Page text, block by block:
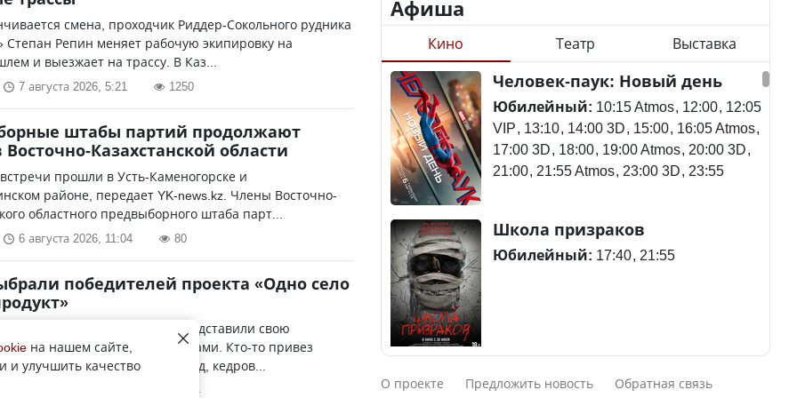
смена, проходчик Риддер-Сокольного рудника
Степан Репин меняет рабочую экипировку на
и выезжает на трассу. В Каз...
7 августа 2026, 5:21 1250
штабы партий продолжают
Восточно-Казахстанской области
прошли в Усть-Каменогорске и
районе, передает YK-news.kz. Члены Восточно-
областного предвыборного штаба парт...
6 августа 2026, 11:04 80
победителей проекта «Одно село
участники не просто представили свою
а защищали ее перед экспертами. Кто-то привез
кто-то — алтайский мед, кедров...
1854
Казахстан возглавил
рейтинг благополучия
среди стран Центральной
Азии
Будут ли представлены
интересы регионов в
Курултае?
алимент, экология: жеті
Станет ли
метапневмовирус
эпидемией, рассказали в
ВОЗ
потерпел крушение в
Южной Корее, погибли
120 человек
Актау: Путин принес
Афиша
Кино Театр Выставка
Человек-паук: Новый день
Юбилейный: 10:15 Atmos 12:00 12:05
VIP 13:10 14:00 3D 15:00 16:05 Atmos
17:00 3D 18:00 19:00 Atmos 20:00 3D
21:00 21:55 Atmos 23:00 3D 23:55
Школа призраков
Юбилейный: 17:40 21:55
Смешарики сквозь вселенные
О проекте Предложить новость Обратная связь
на нашем сайте,
и улучшить качество